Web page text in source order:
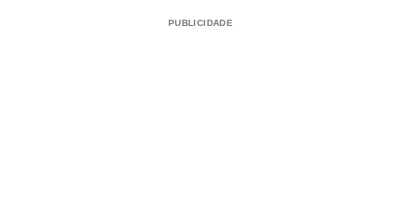
PUBLICIDADE